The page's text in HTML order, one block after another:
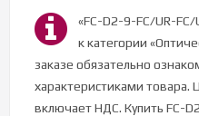
«FC-D2-9-FC/UR-
к категории
заказе обязательно
характеристиками товара.
включает НДС. Купить FC-